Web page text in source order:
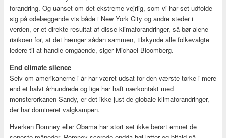
forandring. Og uanset om det ekstreme vejrlig, som vi har set udfolde
sig på ødelæggende vis både i New York City og andre steder i
verden, er et direkte resultat af disse klimaforandringer, så bør alene
risikoen for, at det hænger sådan sammen, tilskynde alle folkevalgte
ledere til at handle omgående, siger Michael Bloomberg.
End climate silence
Selv om amerikanerne i år har været udsat for den værste tørke i mere
end et halvt århundrede og lige har haft nærkontakt med
monsterorkanen Sandy, er det ikke just de globale klimaforandringer,
der har domineret valgkampen.
Hverken Romney eller Obama har stort set ikke berørt emnet de